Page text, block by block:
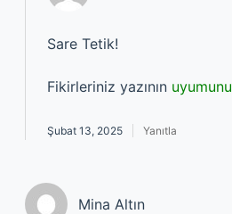
Sare Tetik!
Fikirleriniz yazının uyumunu
Şubat 13, 2025 Yanıtla
Mina Altın